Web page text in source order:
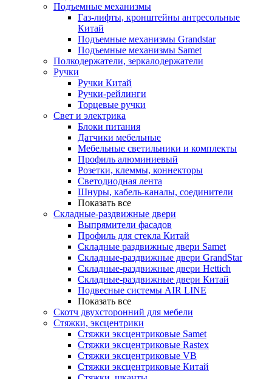
Подъемные механизмы
Газ-лифты, кронштейны антресольные
Китай
Подъемные механизмы Grandstar
Подъемные механизмы Samet
Полкодержатели, зеркалодержатели
Ручки
Ручки Китай
Ручки-рейлинги
Торцевые ручки
Свет и электрика
Блоки питания
Датчики мебельные
Мебельные светильники и комплекты
Профиль алюминиевый
Розетки, клеммы, коннекторы
Светодиодная лента
Шнуры, кабель-каналы, соединители
Показать все
Складные-раздвижные двери
Выпрямители фасадов
Профиль для стекла Китай
Складные раздвижные двери Samet
Складные-раздвижные двери GrandStar
Складные-раздвижные двери Hettich
Складные-раздвижные двери Китай
Подвесные системы AIR LINE
Показать все
Скотч двухсторонний для мебели
Стяжки, эксцентрики
Cтяжки эксцентриковые Samet
Стяжки эксцентриковые Rastex
Стяжки эксцентриковые VB
Стяжки эксцентриковые Китай